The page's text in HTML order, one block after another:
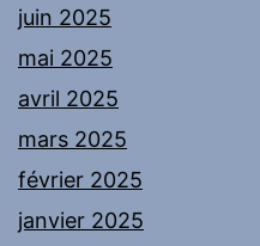
juin 2025
mai 2025
avril 2025
mars 2025
février 2025
janvier 2025